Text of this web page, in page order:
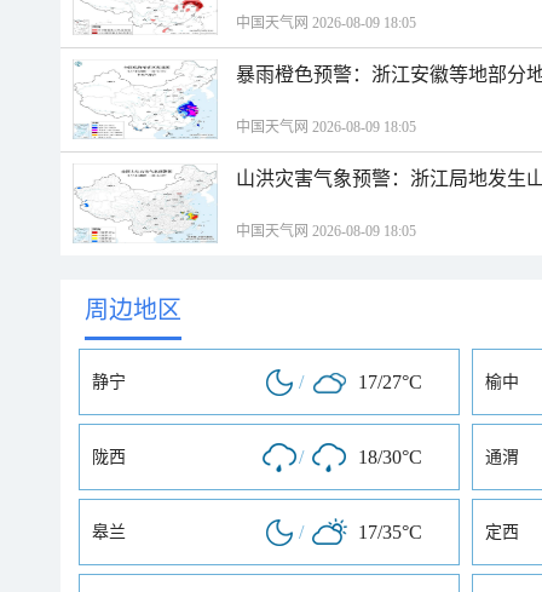
中国天气网 2026-08-09 18:05
暴雨橙色预警：浙江安徽等地部分
中国天气网 2026-08-09 18:05
山洪灾害气象预警：浙江局地发生
中国天气网 2026-08-09 18:05
周边地区
静宁 / 17/27°C 榆中
陇西 / 18/30°C 通渭
皋兰 / 17/35°C 定西